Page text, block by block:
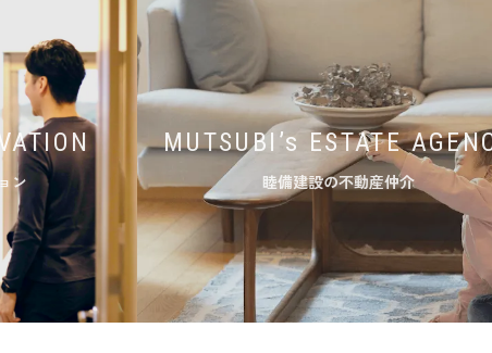
ン
MUTSUBI’s ESTATE
睦備建設の不動産仲介